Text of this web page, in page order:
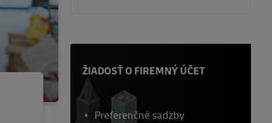
ŽIADOSŤ O FIREMNÝ ÚČET
Preferenčné sadzby